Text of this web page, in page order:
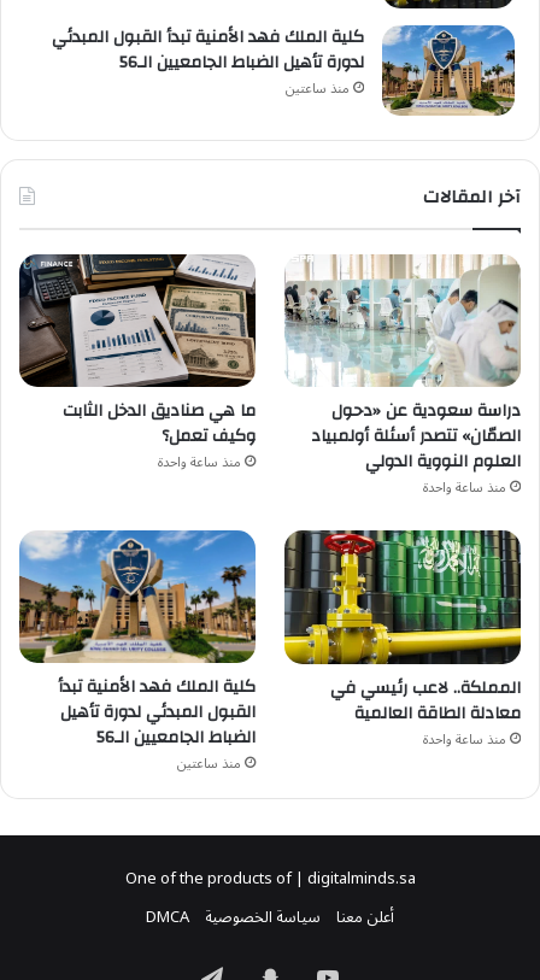
كلية الملك فهد الأمنية تبدأ القبول المبدئي
لدورة تأهيل الضباط الجامعيين الـ56
منذ ساعتين
آخر المقالات
دراسة سعودية عن «دحول
الصمّان» تتصدر أسئلة أولمبياد
العلوم النووية الدولي
منذ ساعة واحدة
ما هي صناديق الدخل الثابت
وكيف تعمل؟
منذ ساعة واحدة
المملكة.. لاعب رئيسي في
معادلة الطاقة العالمية
منذ ساعة واحدة
كلية الملك فهد الأمنية تبدأ
القبول المبدئي لدورة تأهيل
الضباط الجامعيين الـ56
منذ ساعتين
One of the products of | digitalminds.sa
أعلن معنا سياسة الخصوصية DMCA